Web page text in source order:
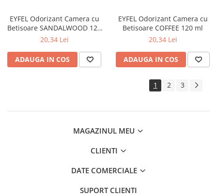
Casete cadou
Pentru COPIL
Pentru EA
Pentru EL
EYFEL Odorizant Camera cu
Betisoare SANDALWOOD 120
ml
20,34 Lei
ADAUGA IN COS
EYFEL Odorizant Camera cu
Betisoare COFFEE 120 ml
20,34 Lei
ADAUGA IN COS
1 2 3
MAGAZINUL MEU
CLIENTI
DATE COMERCIALE
SUPORT CLIENTI